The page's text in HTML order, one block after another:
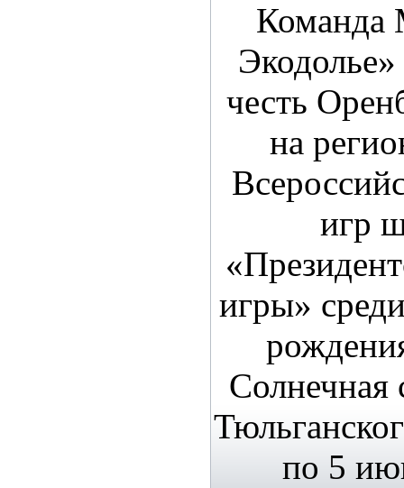
честь
на
игр
игры»
Солнечная
по 5